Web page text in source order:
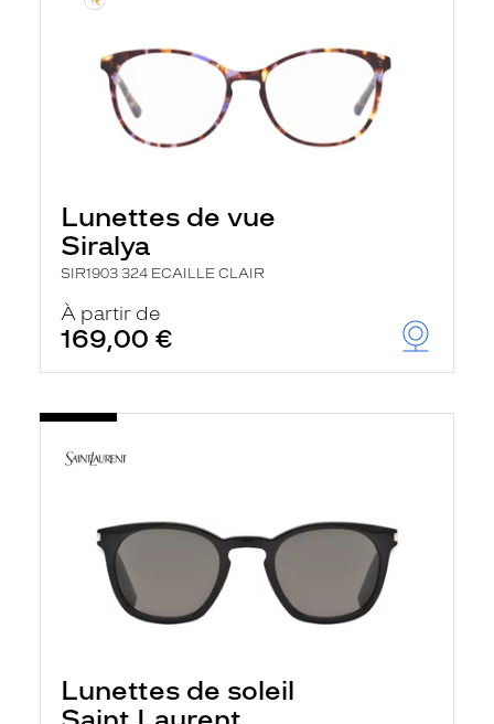
Lunettes de vue
Siralya
SIR1903 324 ECAILLE CLAIR
À partir de
169,00 €
Lunettes de soleil